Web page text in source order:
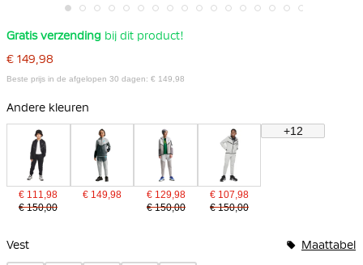
naar
begin
van
gallerij
Gratis verzending bij dit product!
€ 149,98
Beste prijs in de afgelopen 30 dagen: € 149,98
Andere kleuren
€ 111,98
€ 150,00
€ 149,98
€ 129,98
€ 150,00
€ 107,98
€ 150,00
+12
Vest Maattabel